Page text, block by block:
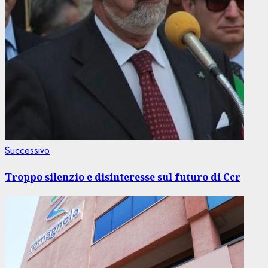
Successivo
Troppo silenzio e disinteresse sul futuro di Ccr